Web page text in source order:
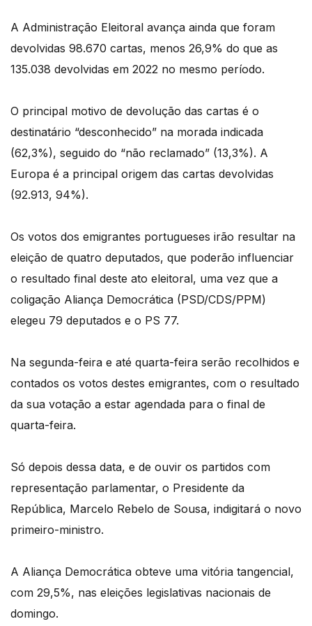
A Administração Eleitoral avança ainda que foram
devolvidas 98.670 cartas, menos 26,9% do que as
135.038 devolvidas em 2022 no mesmo período.
O principal motivo de devolução das cartas é o
destinatário “desconhecido” na morada indicada
(62,3%), seguido do “não reclamado” (13,3%). A
Europa é a principal origem das cartas devolvidas
(92.913, 94%).
Os votos dos emigrantes portugueses irão resultar na
eleição de quatro deputados, que poderão influenciar
o resultado final deste ato eleitoral, uma vez que a
coligação Aliança Democrática (PSD/CDS/PPM)
elegeu 79 deputados e o PS 77.
Na segunda-feira e até quarta-feira serão recolhidos e
contados os votos destes emigrantes, com o resultado
da sua votação a estar agendada para o final de
quarta-feira.
Só depois dessa data, e de ouvir os partidos com
representação parlamentar, o Presidente da
República, Marcelo Rebelo de Sousa, indigitará o novo
primeiro-ministro.
A Aliança Democrática obteve uma vitória tangencial,
com 29,5%, nas eleições legislativas nacionais de
domingo.